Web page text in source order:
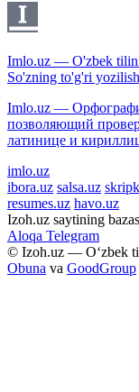
Imlo.uz — O'zbek
So'zning to'g'ri
Imlo.uz —
позволяющий
латинице и
imlo.uz
ibora.uz salsa.uz
resumes.uz havo.uz
Izoh.uz saytining
Aloqa Telegram
© Izoh.uz — O‘zbek
Obuna va GoodGroup